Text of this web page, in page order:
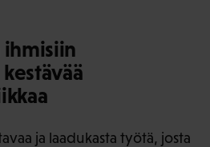
ihmisiin
ja laadukasta työtä, josta